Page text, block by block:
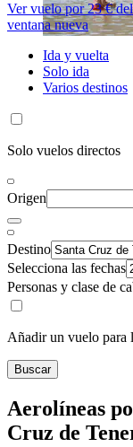
Ver vuelo por 23 €
ventana nueva
Ida y vuelta
Solo ida
Varios destinos
Solo vuelos directos
Origen
Destino
Selecciona las fechas
Personas y clase de
Añadir un vuelo para
Buscar
Aerolíneas
Cruz de